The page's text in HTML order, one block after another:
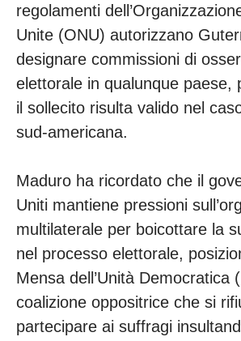
regolamenti
Unite (ONU) autorizzano
designare commissioni di
elettorale in qualunque paese,
il sollecito risulta valido nel
sud-americana.
Maduro ha ricordato che il
Uniti mantiene pressioni
multilaterale per boicottare la
nel processo elettorale,
Mensa dell’Unità Democratica
coalizione oppositrice che si
partecipare ai suffragi